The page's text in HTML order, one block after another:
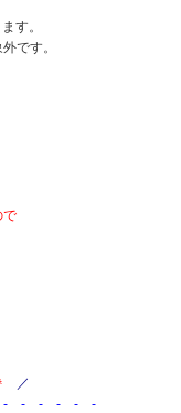
す。
です。
で
／
- - - - -